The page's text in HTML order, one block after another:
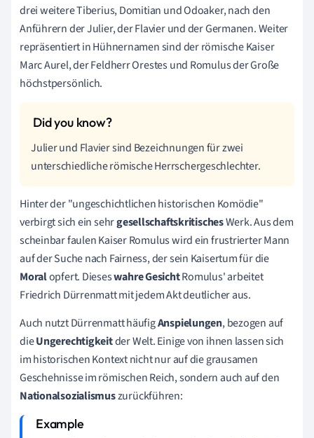
drei weitere Tiberius, Domitian und Odoaker, nach den
Anführern der Julier, der Flavier und der Germanen. Weiter
repräsentiert in Hühnernamen sind der römische Kaiser
Marc Aurel, der Feldherr Orestes und Romulus der Große
höchstpersönlich.
Julier und Flavier sind Bezeichnungen für zwei
unterschiedliche römische Herrschergeschlechter.
Hinter der "ungeschichtlichen historischen Komödie"
verbirgt sich ein sehrgesellschaftskritischesWerk. Aus dem
scheinbar faulen Kaiser Romulus wird ein frustrierter Mann
auf der Suche nach Fairness, der sein Kaisertum für die
Moralopfert. Dieseswahre GesichtRomulus' arbeitet
Friedrich Dürrenmatt mit jedem Akt deutlicher aus.
Auch nutzt Dürrenmatt häufigAnspielungen, bezogen auf
dieUngerechtigkeitder Welt. Einige von ihnen lassen sich
im historischen Kontext nicht nur auf die grausamen
Geschehnisse im römischen Reich, sondern auch auf den
Nationalsozialismuszurückführen: